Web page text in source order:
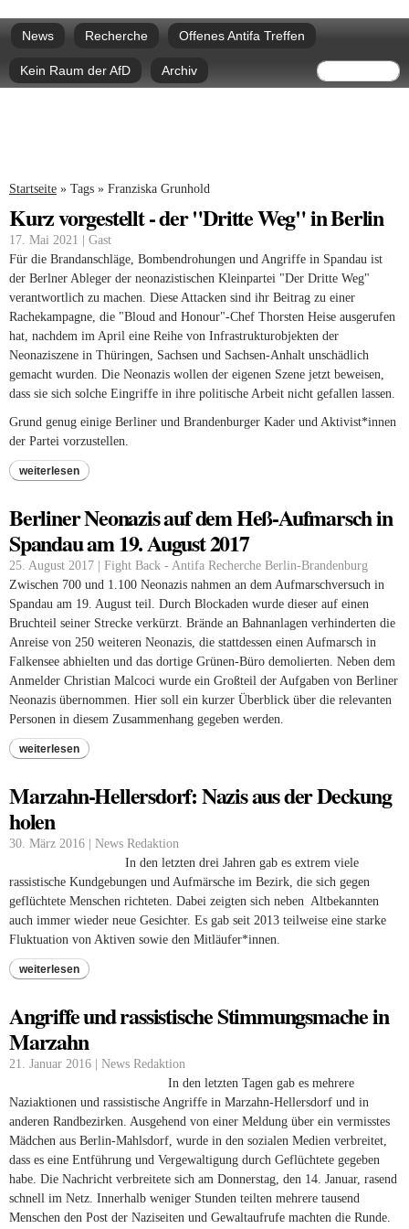
zum
Hauptmenü
News Recherche Offenes Antifa Treffen
Kein Raum der AfD Archiv Suche
Sie sind hier
Startseite » Tags » Franziska Grunhold
Kurz vorgestellt - der "Dritte Weg" in Berlin
17. Mai 2021 | Gast
Für die Brandanschläge, Bombendrohungen und Angriffe in Spandau ist
der Berlner Ableger der neonazistischen Kleinpartei "Der Dritte Weg"
verantwortlich zu machen. Diese Attacken sind ihr Beitrag zu einer
Rachekampagne, die "Bloud and Honour"-Chef Thorsten Heise ausgerufen
hat, nachdem im April eine Reihe von Infrastrukturobjekten der
Neonaziszene in Thüringen, Sachsen und Sachsen-Anhalt unschädlich
gemacht wurden. Die Neonazis wollen der eigenen Szene jetzt beweisen,
dass sie sich solche Eingriffe in ihre politische Arbeit nicht gefallen lassen.
Grund genug einige Berliner und Brandenburger Kader und Aktivist*innen
der Partei vorzustellen.
weiterlesen
Berliner Neonazis auf dem Heß-Aufmarsch in
Spandau am 19. August 2017
25. August 2017 | Fight Back - Antifa Recherche Berlin-Brandenburg
Zwischen 700 und 1.100 Neonazis nahmen an dem Aufmarschversuch in
Spandau am 19. August teil. Durch Blockaden wurde dieser auf einen
Bruchteil seiner Strecke verkürzt. Brände an Bahnanlagen verhinderten die
Anreise von 250 weiteren Neonazis, die stattdessen einen Aufmarsch in
Falkensee abhielten und das dortige Grünen-Büro demolierten. Neben dem
Anmelder Christian Malcoci wurde ein Großteil der Aufgaben von Berliner
Neonazis übernommen. Hier soll ein kurzer Überblick über die relevanten
Personen in diesem Zusammenhang gegeben werden.
weiterlesen
Marzahn-Hellersdorf: Nazis aus der Deckung
holen
30. März 2016 | News Redaktion
In den letzten drei Jahren gab es extrem viele
rassistische Kundgebungen und Aufmärsche im Bezirk, die sich gegen
geflüchtete Menschen richteten. Dabei zeigten sich neben Altbekannten
auch immer wieder neue Gesichter. Es gab seit 2013 teilweise eine starke
Fluktuation von Aktiven sowie den Mitläufer*innen.
weiterlesen
Angriffe und rassistische Stimmungsmache in
Marzahn
21. Januar 2016 | News Redaktion
In den letzten Tagen gab es mehrere
Naziaktionen und rassistische Angriffe in Marzahn-Hellersdorf und in
anderen Randbezirken. Ausgehend von einer Meldung über ein vermisstes
Mädchen aus Berlin-Mahlsdorf, wurde in den sozialen Medien verbreitet,
dass es eine Entführung und Vergewaltigung durch Geflüchtete gegeben
habe. Die Nachricht verbreitete sich am Donnerstag, den 14. Januar, rasend
schnell im Netz. Innerhalb weniger Stunden teilten mehrere tausend
Menschen den Post der Naziseiten und Gewaltaufrufe machten die Runde.